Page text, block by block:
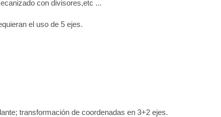
con divisores,etc ...
el uso de 5 ejes.
transformación de coordenadas en 3+2 ejes.